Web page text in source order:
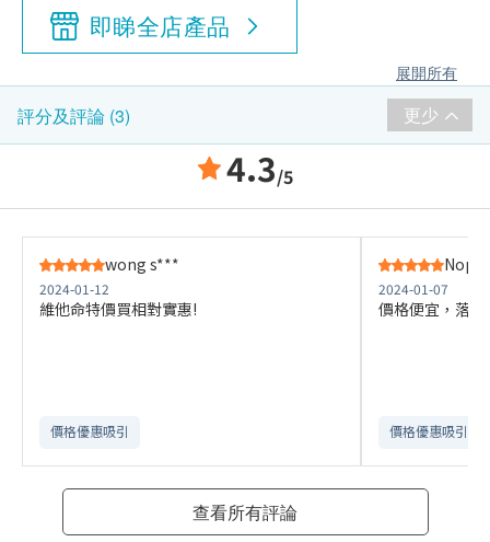
即睇全店產品
展開所有
評分及評論 (3) 更少
4.3/5
wong s***
2024-01-12
維他命特價買相對實惠!
價格優惠吸引
Nops
2024-01-07
價格便宜，落
價格優惠吸引
查看所有評論